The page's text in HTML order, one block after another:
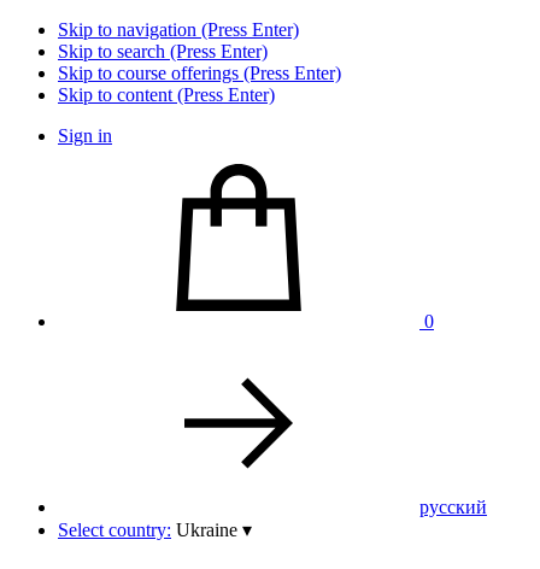
Skip to navigation (Press Enter)
Skip to search (Press Enter)
Skip to course offerings (Press Enter)
Skip to content (Press Enter)
Sign in
0
pусский
Select country: Ukraine ▾